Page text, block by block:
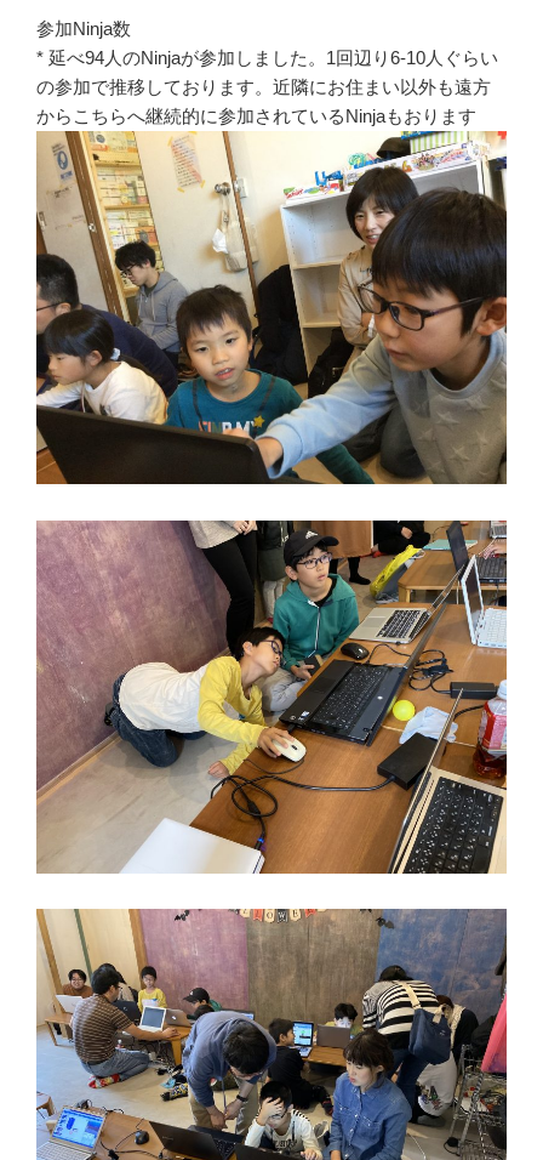
参加Ninja数
* 延べ94人のNinjaが参加しました。1回辺り6-10人ぐらい
の参加で推移しております。近隣にお住まい以外も遠方
からこちらへ継続的に参加されているNinjaもおります